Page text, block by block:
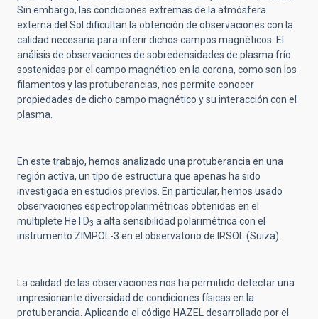
Sin embargo, las condiciones extremas de la atmósfera
externa del Sol dificultan la obtención de observaciones con la
calidad necesaria para inferir dichos campos magnéticos. El
análisis de observaciones de sobredensidades de plasma frío
sostenidas por el campo magnético en la corona, como son los
filamentos y las protuberancias, nos permite conocer
propiedades de dicho campo magnético y su interacción con el
plasma.
En este trabajo, hemos analizado una protuberancia en una
región activa, un tipo de estructura que apenas ha sido
investigada en estudios previos. En particular, hemos usado
observaciones espectropolarimétricas obtenidas en el
multiplete He I D3 a alta sensibilidad polarimétrica con el
instrumento ZIMPOL-3 en el observatorio de IRSOL (Suiza).
La calidad de las observaciones nos ha permitido detectar una
impresionante diversidad de condiciones físicas en la
protuberancia. Aplicando el código HAZEL desarrollado por el